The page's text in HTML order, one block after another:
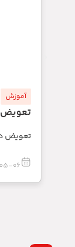
آموزش
تعویض
تعویض
06